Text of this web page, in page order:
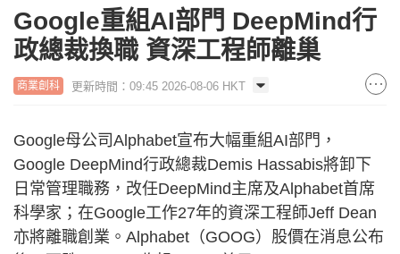
Google重組AI部門 DeepMind行
政總裁換職 資深工程師離巢
商業創科 更新時間：09:45 2026-08-06 HKT
Google母公司Alphabet宣布大幅重組AI部門，
Google DeepMind行政總裁Demis Hassabis將卸下
日常管理職務，改任DeepMind主席及Alphabet首席
科學家；在Google工作27年的資深工程師Jeff Dean
亦將離職創業。Alphabet（GOOG）股價在消息公布